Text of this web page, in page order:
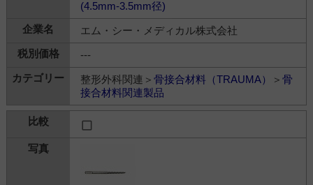
(4.5mm-3.5mm径)
エム・シー・メディカル株式会社
---
整形外科関連＞ 骨接合材料（TRAUMA） ＞ 骨
接合材料関連製品